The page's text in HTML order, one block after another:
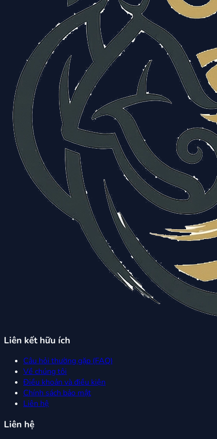
Liên kết hữu ích
Câu hỏi thường gặp (FAQ)
Về chúng tôi
Điều khoản và điều kiện
Chính sách bảo mật
Liên hệ
Liên hệ